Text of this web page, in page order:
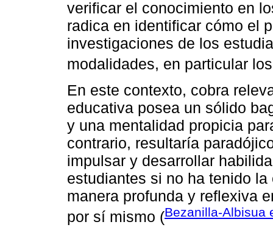
verificar el conocimiento en
radica en identificar cómo el
investigaciones de los
modalidades, en particular
En este contexto, cobra
educativa posea un sólido
y una mentalidad propicia
contrario, resultaría
impulsar y desarrollar
estudiantes si no ha tenido
manera profunda y reflexiva
por sí mismo (Bezanilla-Albisua